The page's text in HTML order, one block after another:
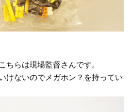
ちらは現場監督さんです。
けないのでメガホン？を持ってい